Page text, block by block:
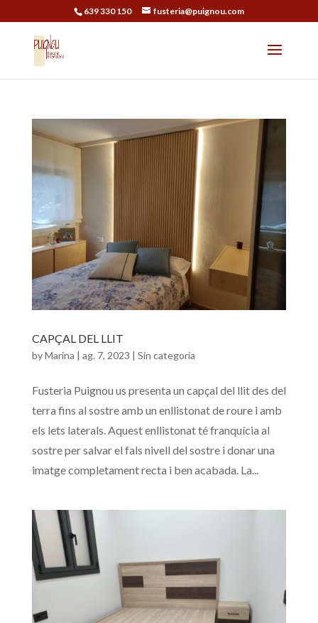
639 330 150 fusteria@puignou.com
CAPÇAL DEL LLIT
byMarina | ag. 7, 2023 | Sin categoría
Fusteria Puignou us presenta un capçal del llit des del
terra fins al sostre amb un enllistonat de roure i amb
els lets laterals. Aquest enllistonat té franquícia al
sostre per salvar el fals nivell del sostre i donar una
imatge completament recta i ben acabada. La...